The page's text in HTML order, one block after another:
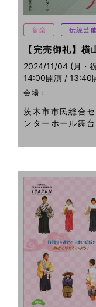
音楽 伝統芸
【完売御礼】
2024/11/04 (月・
14:00開演 / 13:40
会場：
茨木市市民総合
ンターホール舞